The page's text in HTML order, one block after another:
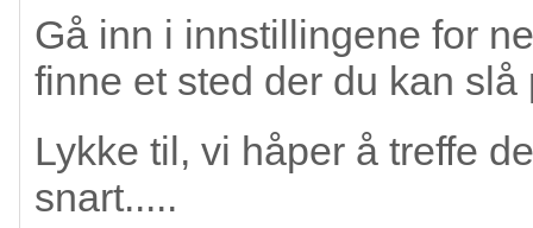
Gå inn i innstillingene for
finne et sted der du kan
Lykke til, vi håper å treffe
snart.....